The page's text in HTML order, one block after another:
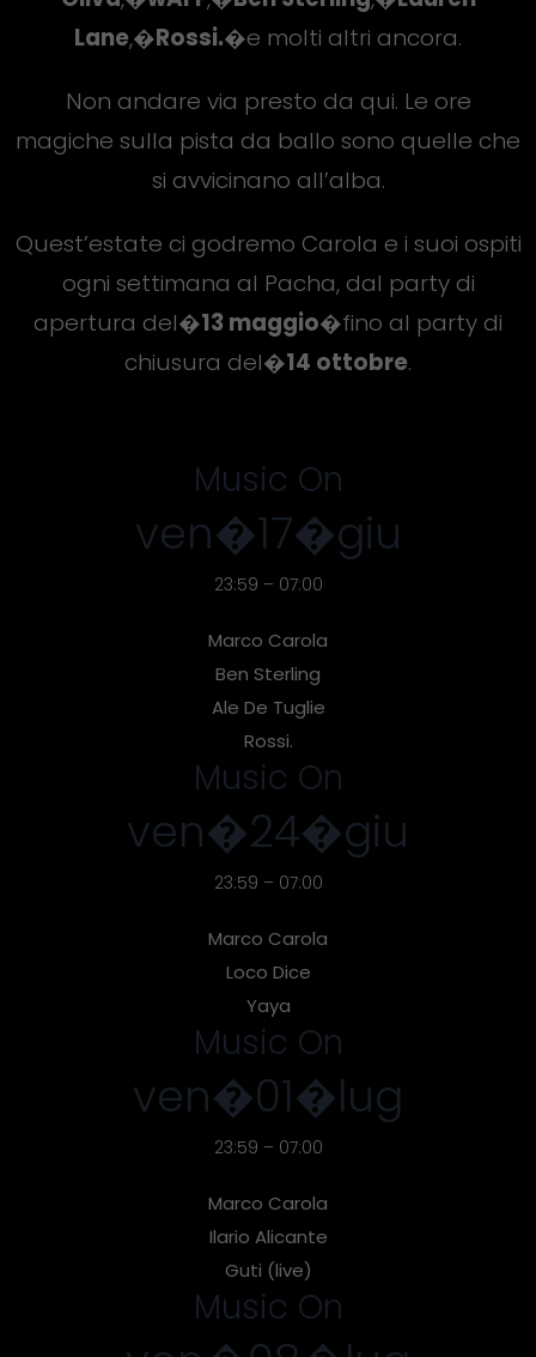
Lane,�Rossi.�e molti altri ancora.
Non andare via presto da qui. Le ore
magiche sulla pista da ballo sono quelle che
si avvicinano all’alba.
Quest’estate ci godremo Carola e i suoi ospiti
ogni settimana al Pacha, dal party di
apertura del�13 maggio�fino al party di
chiusura del�14 ottobre.
Music On
ven�17�giu
23:59 – 07:00
Marco Carola
Ben Sterling
Ale De Tuglie
Rossi.
Music On
ven�24�giu
23:59 – 07:00
Marco Carola
Loco Dice
Yaya
Music On
ven�01�lug
23:59 – 07:00
Marco Carola
Ilario Alicante
Guti (live)
Music On